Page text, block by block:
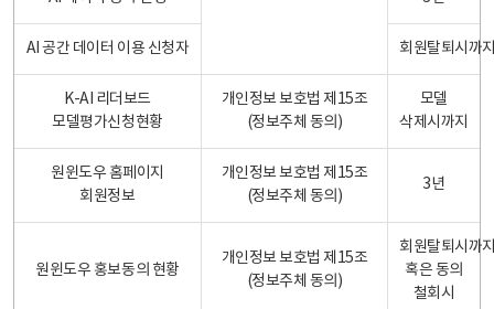
AI 공간 데이터 이용 신청자 회원탈퇴시까
K-AI 리더보드
모델평가신청현황
개인정보 보호법 제15조
(정보주체 동의)
모델
삭제시까지
원윈도우 홈페이지
회원정보
개인정보 보호법 제15조
(정보주체 동의)
3년
원윈도우 홍보동의 현황
개인정보 보호법 제15조
(정보주체 동의)
회원탈퇴시까
혹은 동의
철회시